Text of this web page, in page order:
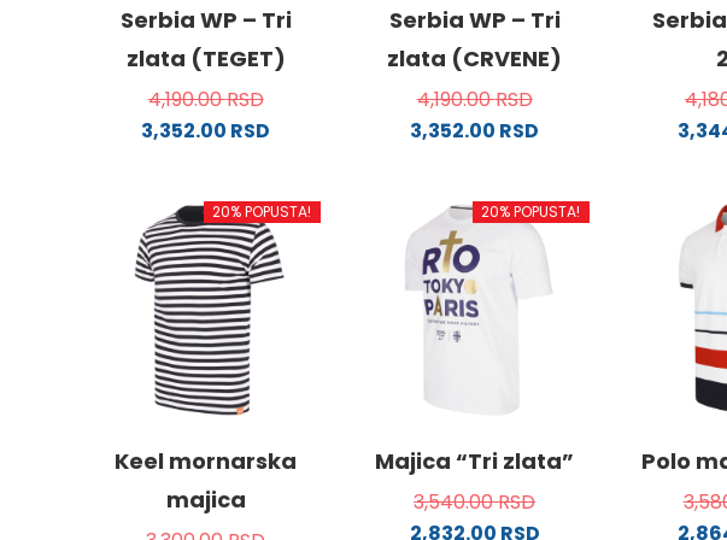
Serbia WP – Tri
zlata (TEGET)
4,190.00RSD
3,352.00 RSD
ima
više
varijanti.
Opcije
mogu
biti
izabrane
na
stranici
Serbia WP – Tri
zlata (CRVENE)
4,190.00RSD
3,352.00 RSD
ima
više
varijanti.
Opcije
mogu
stranici
20% POPUSTA!
Keel mornarska
majica
20% POPUSTA!
Majica “Tri zlata”
3,540.00RSD
2,832.00 RSD
Polo